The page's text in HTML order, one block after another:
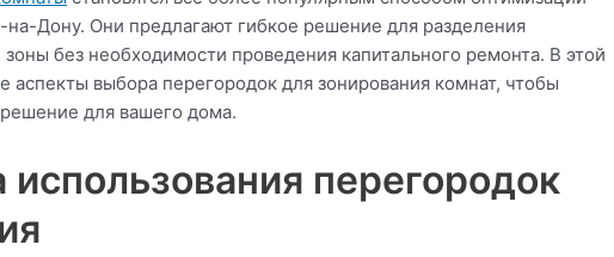
на-Дону. Они предлагают гибкое решение для разделения
без необходимости проведения капитального ремонта. В этой
выбора перегородок для зонирования комнат, чтобы
для вашего дома.
перегородок